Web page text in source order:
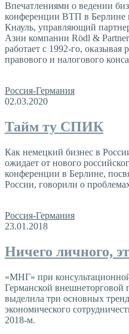
Впечатлениями о ведении
конференции ВТП в Берлине
Кнауль, управляющий
Азии компании Rödl &
работает с 1992-го, оказывая
правового и налогового
Россия-Германия
02.03.2020
Тайм ту СПИК
Как немецкий бизнес в
ожидает от нового
конференции в Берлине,
России, говорили о
Россия-Германия
23.01.2018
Ничего личного,
«МНГ» при
Германской
выделила три основных
экономического
2018-м.